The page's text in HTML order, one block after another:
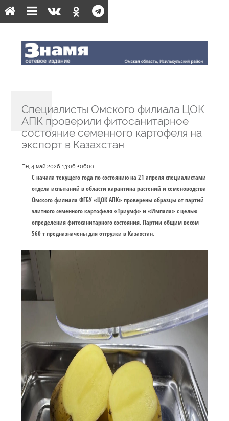
Специалисты Омского филиала ЦОК
АПК проверили фитосанитарное
состояние семенного картофеля на
экспорт в Казахстан
Пн, 4 май 2026 13:06 +0600
С начала текущего года по состоянию на 21 апреля специалистами
отдела испытаний в области карантина растений и семеноводства
Омского филиала ФГБУ «ЦОК АПК» проверены образцы от партий
элитного семенного картофеля «Триумф» и «Импала» с целью
определения фитосанитарного состояния. Партии общим весом
560 т предназначены для отгрузки в Казахстан.